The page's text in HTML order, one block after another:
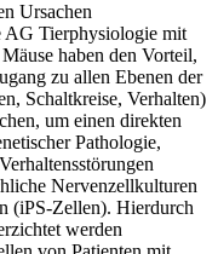
Ursachen
AG Tierphysiologie mit
haben den Vorteil,
zu allen Ebenen der
Schaltkreise, Verhalten)
um einen direkten
Pathologie,
Nervenzellkulturen
(iPS-Zellen). Hierdurch
werden